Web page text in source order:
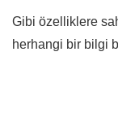
Gibi özelliklere
herhangi bir bilgi